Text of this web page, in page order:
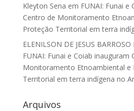
Kleyton Sena em FUNAI: Funai e
Centro de Monitoramento
Proteção Territorial em terra
ELENILSON DE JESUS BARROSO
FUNAI: Funai e Coiab inauguram
Monitoramento Etnoambiental e
Territorial em terra indígena no
Arquivos